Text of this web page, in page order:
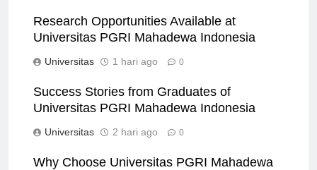
Research Opportunities Available at
Universitas PGRI Mahadewa Indonesia
Universitas 1 hari ago 0
Success Stories from Graduates of
Universitas PGRI Mahadewa Indonesia
Universitas 2 hari ago 0
Why Choose Universitas PGRI Mahadewa